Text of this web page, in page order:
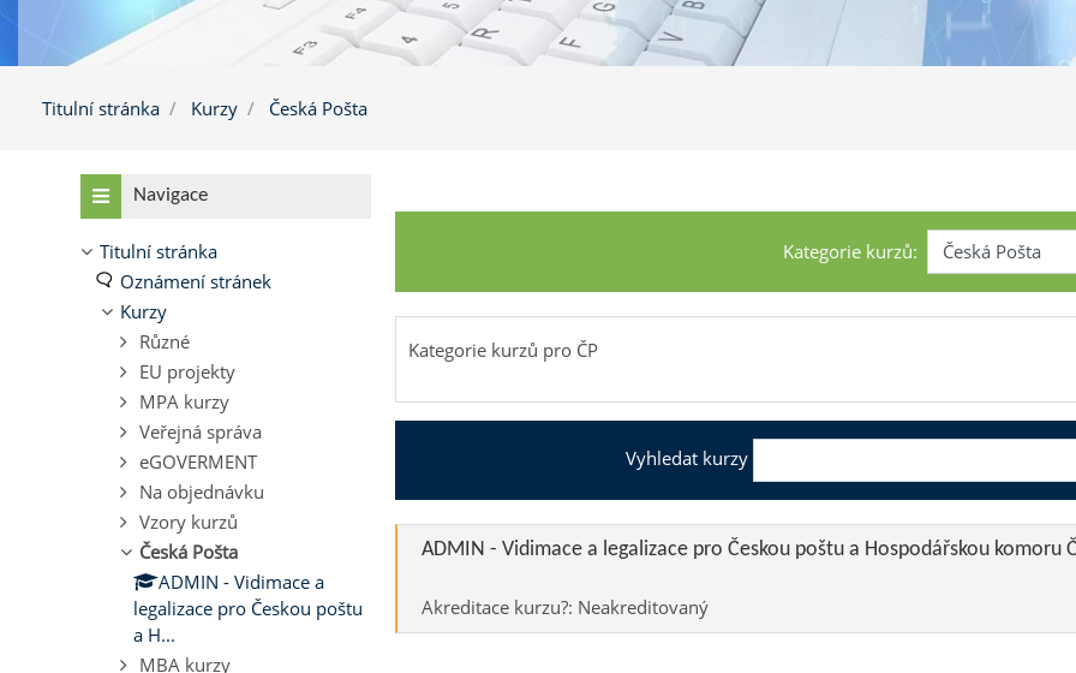
Titulní stránka Kurzy Česká Pošta
Kategorie kurzů:
Kategorie kurzů pro ČP
Vyhledat kurzy
ADMIN - Vidimace a legalizace pro Českou poštu a Hospodářskou komoru
Akreditace kurzu?: Neakreditovaný
Přeskočit: Navigace
Navigace
Titulní stránka
Oznámení stránek
Kurzy
Různé
EU projekty
MPA kurzy
Veřejná správa
eGOVERMENT
Na objednávku
Vzory kurzů
Česká Pošta
ADMIN - Vidimace a
legalizace pro Českou poštu
a H...
MBA kurzy